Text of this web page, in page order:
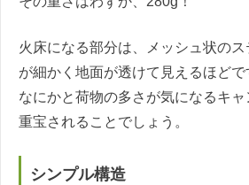
火床になる部分は、メッシュ状のス
が細かく地面が透けて見えるほどで
なにかと荷物の多さが気になるキ
重宝されることでしょう。
シンプル構造